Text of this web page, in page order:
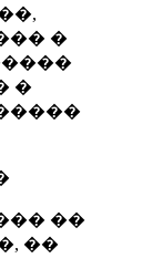
�
�
��
��